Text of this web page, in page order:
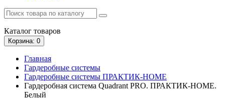
Каталог товаров
Корзина: 0
Главная
Гардеробные системы
Гардеробные системы ПРАКТИК-HOME
Гардеробная система Quadrant PRO. ПРАКТИК-HOME.
Белый